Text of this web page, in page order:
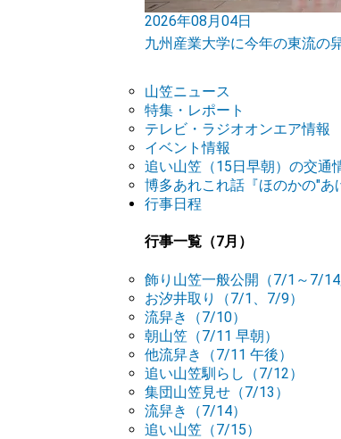
2026年08月04日
九州産業大学に今年の東流の
山笠ニュース
特集・レポート
テレビ・ラジオオンエア情報
イベント情報
追い山笠（15日早朝）の交通
博多あれこれ話『ほのかの"あ
行事日程
行事一覧（7月）
飾り山笠一般公開（7/1～7/14
お汐井取り（7/1、7/9）
流舁き（7/10）
朝山笠（7/11 早朝）
他流舁き（7/11 午後）
追い山笠馴らし（7/12）
集団山笠見せ（7/13）
流舁き（7/14）
追い山笠（7/15）